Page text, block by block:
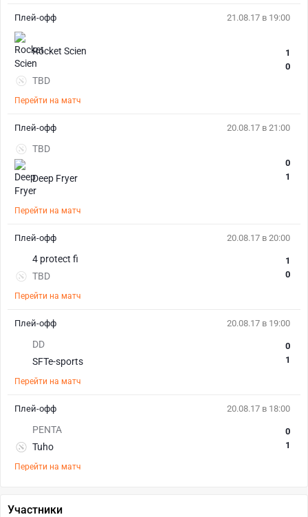
21.08.17 в 19:00
Rocket Scien
TBD
1
0
Перейти на матч
Плей-офф
20.08.17 в 21:00
TBD
Deep Fryer
0
1
Перейти на матч
Плей-офф
20.08.17 в 20:00
4 protect fi
TBD
1
0
Перейти на матч
Плей-офф
20.08.17 в 19:00
DD
SFTe-sports
0
1
Перейти на матч
Плей-офф
20.08.17 в 18:00
PENTA
Tuho
0
1
Перейти на матч
Плей-офф
Участники